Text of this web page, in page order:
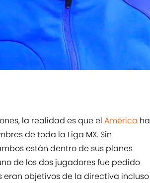
la realidad es que el América ha
de toda la Liga MX. Sin
están dentro de sus planes
de los dos jugadores fue pedido
eran objetivos de la directiva incluso